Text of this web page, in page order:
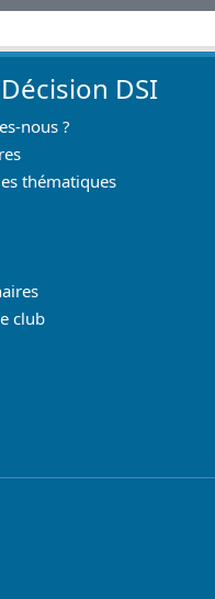
DSI
nous ?
thématiques
club